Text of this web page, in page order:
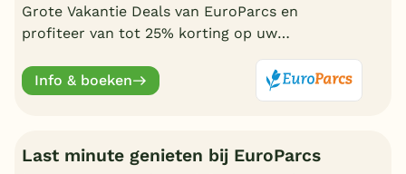
Grote Vakantie Deals van EuroParcs en
profiteer van tot 25% korting op uw
Info & boeken
Last minute genieten bij EuroParcs